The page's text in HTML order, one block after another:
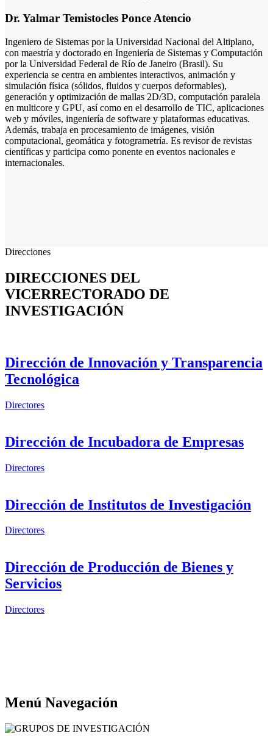
Dr. Yalmar Temistocles Ponce Atencio
Ingeniero de Sistemas por la Universidad Nacional del Altiplano,
con maestría y doctorado en Ingeniería de Sistemas y Computación
por la Universidad Federal de Río de Janeiro (Brasil). Su
experiencia se centra en ambientes interactivos, animación y
simulación física (sólidos, fluidos y cuerpos deformables),
generación y optimización de mallas 2D/3D, computación paralela
en multicore y GPU, así como en el desarrollo de TIC, aplicaciones
web y móviles, ingeniería de software y plataformas educativas.
Además, trabaja en procesamiento de imágenes, visión
computacional, geomática y fotogrametría. Es revisor de revistas
científicas y participa como ponente en eventos nacionales e
internacionales.
Direcciones
DIRECCIONES DEL
VICERRECTORADO DE
INVESTIGACIÓN
Dirección de Innovación y Transparencia
Tecnológica
Directores
Dirección de Incubadora de Empresas
Directores
Dirección de Institutos de Investigación
Directores
Dirección de Producción de Bienes y
Servicios
Directores
Menú Navegación